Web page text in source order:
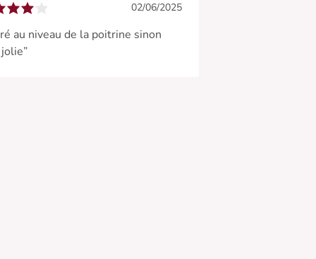
02/06/2025
au niveau de la poitrine sinon